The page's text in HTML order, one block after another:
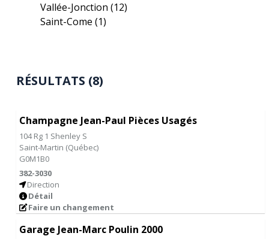
Vallée-Jonction(12)
Saint-Come(1)
RÉSULTATS (8)
Champagne Jean-Paul Pièces Usagés
104 Rg 1 Shenley S
Saint-Martin (Québec)
G0M1B0
382-3030
Direction
Détail
Faire un changement
Garage Jean-Marc Poulin 2000